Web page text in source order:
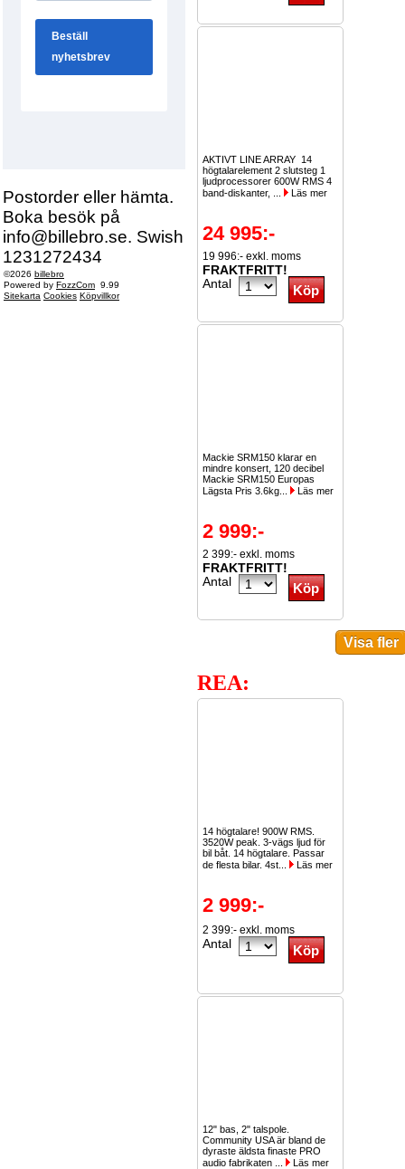
Postorder eller hämta.
Boka besök på
info@billebro.se. Swish
1231272434
©2026 billebro
Powered by FozzCom 9.99
Sitekarta Cookies Köpvillkor
AKTIVT LINE ARRAY 14
högtalarelement 2 slutsteg 1
ljudprocessorer 600W RMS 4
band-diskanter, ...
Läs mer
24 995:-
19 996:- exkl. moms
FRAKTFRITT!
Antal
Mackie SRM150 klarar en
mindre konsert, 120 decibel
Mackie SRM150 Europas
Lägsta Pris 3.6kg...
Läs mer
2 999:-
2 399:- exkl. moms
FRAKTFRITT!
Antal
REA:
14 högtalare! 900W RMS.
3520W peak. 3-vägs ljud för
bil båt. 14 högtalare. Passar
de flesta bilar. 4st...
Läs mer
2 999:-
2 399:- exkl. moms
Antal
12" bas, 2" talspole.
Community USA är bland de
dyraste äldsta finaste PRO
audio fabrikaten ...
Läs mer